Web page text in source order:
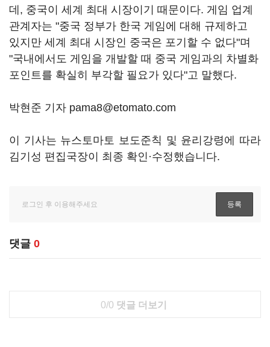
데, 중국이 세계 최대 시장이기 때문이다. 게임 업계
관계자는 "중국 정부가 한국 게임에 대해 규제하고
있지만 세계 최대 시장인 중국은 포기할 수 없다"며
"국내에서도 게임을 개발할 때 중국 게임과의 차별화
포인트를 확실히 부각할 필요가 있다"고 말했다.
박현준 기자 pama8@etomato.com
이 기사는 뉴스토마토 보도준칙 및 윤리강령에 따라
김기성 편집국장이 최종 확인·수정했습니다.
댓글 0
0/0 댓글 더보기